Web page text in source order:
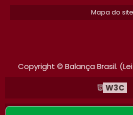
BALANCA 1000KG
Mapa do site
Copyright © Balança Brasil.
W3C